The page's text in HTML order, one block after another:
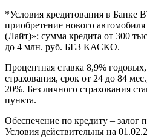
*Условия кредитования в Банке
приобретение нового
(Лайт)»; сумма кредита от 300
до 4 млн. руб. БЕЗ КАСКО.
Процентная ставка 8,9%
страхования, срок от 24 до 84
20%. Без личного страхования
пункта.
Обеспечение по кредиту – залог
Условия действительны на